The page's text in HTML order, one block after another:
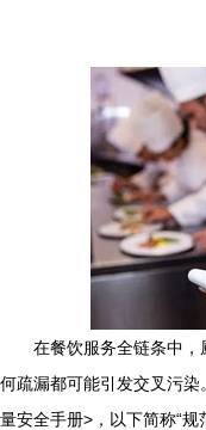
在餐饮服务全链条中
何疏漏都可能引发交叉污
量安全手册>，以下简称“